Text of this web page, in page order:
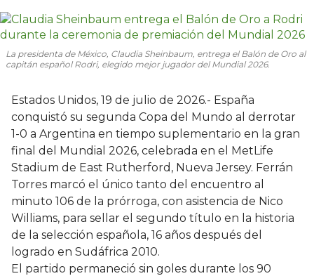
La presidenta de México, Claudia Sheinbaum, entrega el Balón de Oro al
capitán español Rodri, elegido mejor jugador del Mundial 2026.
Estados Unidos, 19 de julio de 2026.- España
conquistó su segunda Copa del Mundo al derrotar
1-0 a Argentina en tiempo suplementario en la gran
final del Mundial 2026, celebrada en el MetLife
Stadium de East Rutherford, Nueva Jersey. Ferrán
Torres marcó el único tanto del encuentro al
minuto 106 de la prórroga, con asistencia de Nico
Williams, para sellar el segundo título en la historia
de la selección española, 16 años después del
logrado en Sudáfrica 2010.
El partido permaneció sin goles durante los 90